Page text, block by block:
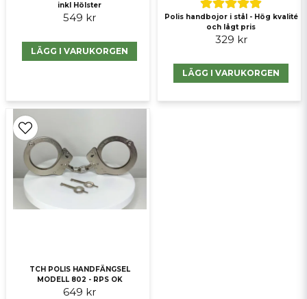
Skicka fråga
inkl Hölster
549 kr
LÄGG I VARUKORGEN
Polis handbojor i stål - Hög kvalité
och lågt pris
329 kr
LÄGG I VARUKORGEN
TCH POLIS HANDFÄNGSEL
MODELL 802 - RPS OK
649 kr